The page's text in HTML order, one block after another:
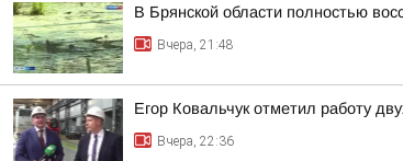
В Брянской области полностью
Вчера, 21:48
Егор Ковальчук отметил работу
Вчера, 22:36